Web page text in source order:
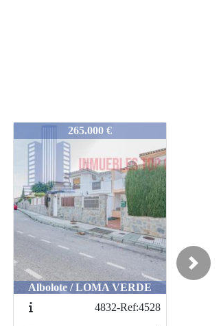
4926-ROS8273466
169.900 €
La Zubia / BUENA ZONA
4510-4405
Next